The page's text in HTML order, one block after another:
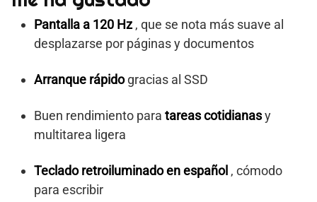
Pantalla a 120 Hz , que se nota más suave al
desplazarse por páginas y documentos
Arranque rápidogracias al SSD
Buen rendimiento para tareas cotidianasy
multitarea ligera
Teclado retroiluminado en español , cómodo
para escribir